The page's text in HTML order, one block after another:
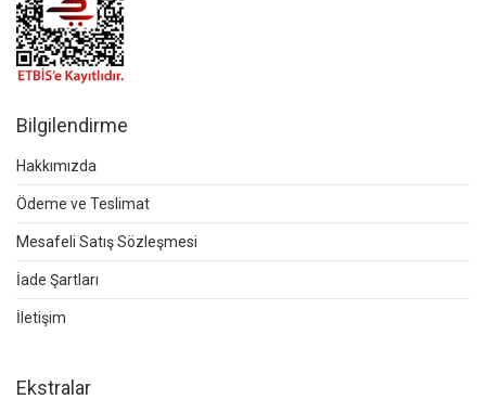
Bilgilendirme
Hakkımızda
Ödeme ve Teslimat
Mesafeli Satış Sözleşmesi
İade Şartları
İletişim
Ekstralar